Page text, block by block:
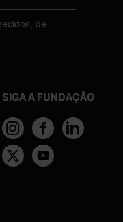
de
SIGA A FUNDAÇÃO